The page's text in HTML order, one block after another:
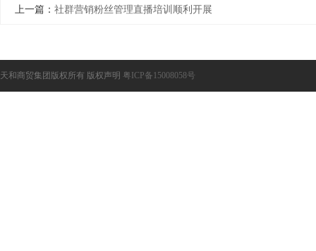
上一篇： 社群营销粉丝管理直播培训顺利开展
天和商贸集团版权所有 版权声明 粤ICP备15008058号